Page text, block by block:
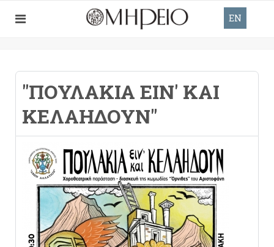
EN
"ΠΟΥΛΆΚΙΑ ΕΙΝ' ΚΑΙ
ΚΕΛΑΗΔΟΎΝ"